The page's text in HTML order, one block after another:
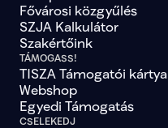
Fővárosi közgyűlés
SZJA Kalkulátor
Szakértőink
TÁMOGASS!
TISZA Támogatói kártya
Webshop
Egyedi Támogatás
CSELEKEDJ